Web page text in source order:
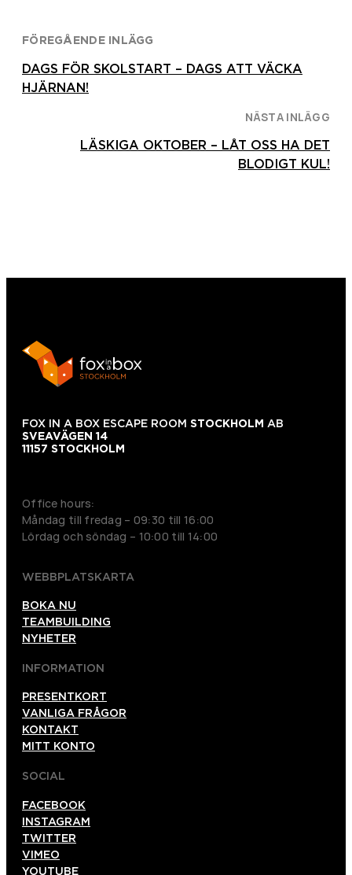
FÖREGÅENDE INLÄGG
DAGS FÖR SKOLSTART – DAGS ATT VÄCKA
HJÄRNAN!
NÄSTA INLÄGG
LÄSKIGA OKTOBER – LÅT OSS HA DET
BLODIGT KUL!
FOX IN A BOX ESCAPE ROOM STOCKHOLM AB
SVEAVÄGEN 14
11157 STOCKHOLM
Office hours:
Måndag till fredag – 09:30 till 16:00
Lördag och söndag – 10:00 till 14:00
WEBBPLATSKARTA
BOKA NU
TEAMBUILDING
NYHETER
INFORMATION
PRESENTKORT
VANLIGA FRÅGOR
KONTAKT
MITT KONTO
SOCIAL
FACEBOOK
INSTAGRAM
TWITTER
VIMEO
YOUTUBE